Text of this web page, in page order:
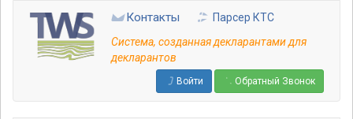
основному
содержанию
Контакты
Парсер КТС
Система, созданная декларантами для
декларантов
Войти Обратный Звонок